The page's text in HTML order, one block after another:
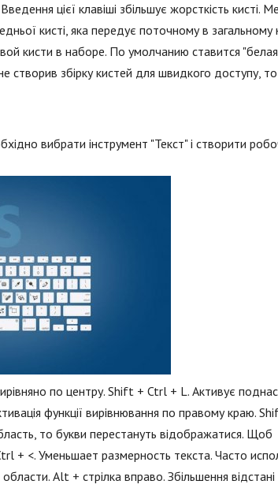
цієї клавіші збільшує жорсткість кисті.
кисті, яка передує поточному в загальному
кисти в наборе. По умолчанию ставится "белая
створив збірку кистей для швидкого доступу,
вибрати інструмент "Текст" і створити
по центру. Shift + Ctrl + L. Активує
функції вирівнювання по правому краю.
то букви перестануть відображатися. Щоб
+ <. Уменьшает размерность текста. Часто
Alt + стрілка вправо. Збільшення